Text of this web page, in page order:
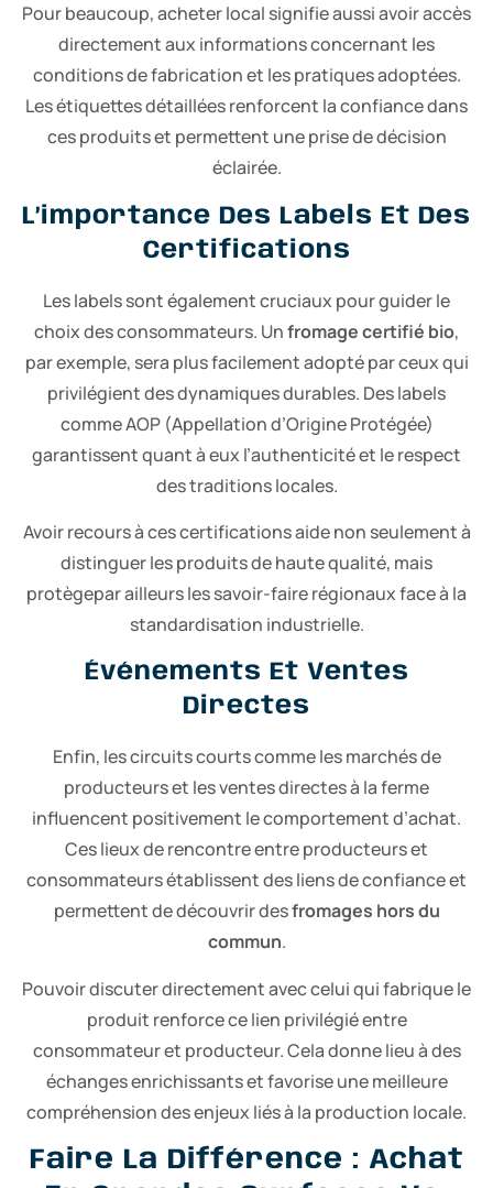
Pour beaucoup, acheter local signifie aussi avoir accès
directement aux informations concernant les
conditions de fabrication et les pratiques adoptées.
Les étiquettes détaillées renforcent la confiance dans
ces produits et permettent une prise de décision
éclairée.
L’importance Des Labels Et Des
Certifications
Les labels sont également cruciaux pour guider le
choix des consommateurs. Unfromage certifié bio,
par exemple, sera plus facilement adopté par ceux qui
privilégient des dynamiques durables. Des labels
comme AOP (Appellation d’Origine Protégée)
garantissent quant à eux l’authenticité et le respect
des traditions locales.
Avoir recours à ces certifications aide non seulement à
distinguer les produits de haute qualité, mais
protègepar ailleurs les savoir-faire régionaux face à la
standardisation industrielle.
Événements Et Ventes
Directes
Enfin, les circuits courts comme les marchés de
producteurs et les ventes directes à la ferme
influencent positivement le comportement d’achat.
Ces lieux de rencontre entre producteurs et
consommateurs établissent des liens de confiance et
permettent de découvrir desfromages hors du
commun.
Pouvoir discuter directement avec celui qui fabrique le
produit renforce ce lien privilégié entre
consommateur et producteur. Cela donne lieu à des
échanges enrichissants et favorise une meilleure
compréhension des enjeux liés à la production locale.
Faire La Différence : Achat